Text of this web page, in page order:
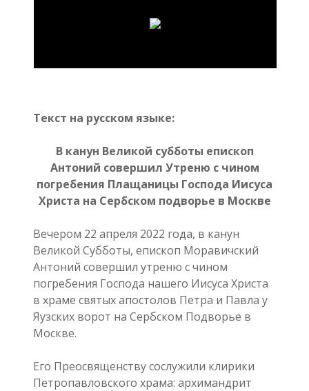
Текст на русском языке:
В канун Великой субботы епископ
Антоний совершил Утреню с чином
погребения Плащаницы Господа Иисуса
Христа на Сербском подворье в Москве
Вечером 22 апреля 2022 года, в канун
Великой Субботы, епископ Моравичский
Антоний совершил утреню с чином
погребения Господа нашего Иисуса Христа
в храме святых апостолов Петра и Павла у
Яузских ворот на Сербском Подворье в
Москве.
Его Преосвященству сослужили клирики
Петропавловского храма: архимандрит